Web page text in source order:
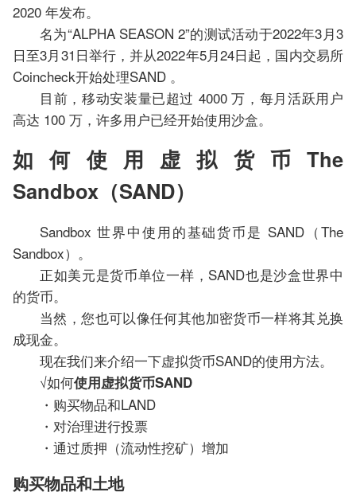
2020 年发布。
名为“ALPHA SEASON 2”的测试活动于2022年3月3
日至3月31日举行，并从2022年5月24日起，国内交易所
Coincheck开始处理SAND 。
目前，移动安装量已超过 4000 万，每月活跃用户
高达 100 万，许多用户已经开始使用沙盒。
如何使用虚拟货币The
Sandbox（SAND）
Sandbox 世界中使用的基础货币是 SAND（The
Sandbox）。
正如美元是货币单位一样，SAND也是沙盒世界中
的货币。
当然，您也可以像任何其他加密货币一样将其兑换
成现金。
现在我们来介绍一下虚拟货币SAND的使用方法。
√如何使用虚拟货币SAND
・购买物品和LAND
・对治理进行投票
・通过质押（流动性挖矿）增加
购买物品和土地